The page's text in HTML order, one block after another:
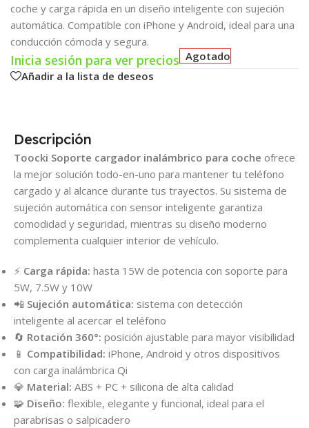
coche y carga rápida en un diseño inteligente con sujeción
automática. Compatible con iPhone y Android, ideal para una
conducción cómoda y segura.
Inicia sesión para ver precios Agotado
Añadir a la lista de deseos
Descripción
Toocki Soporte cargador inalámbrico para coche ofrece
la mejor solución todo-en-uno para mantener tu teléfono
cargado y al alcance durante tus trayectos. Su sistema de
sujeción automática con sensor inteligente garantiza
comodidad y seguridad, mientras su diseño moderno
complementa cualquier interior de vehículo.
⚡ Carga rápida: hasta 15W de potencia con soporte para
5W, 7.5W y 10W
📲 Sujeción automática: sistema con detección
inteligente al acercar el teléfono
🔄 Rotación 360°: posición ajustable para mayor visibilidad
📱 Compatibilidad: iPhone, Android y otros dispositivos
con carga inalámbrica Qi
💎 Material: ABS + PC + silicona de alta calidad
🧩 Diseño: flexible, elegante y funcional, ideal para el
parabrisas o salpicadero